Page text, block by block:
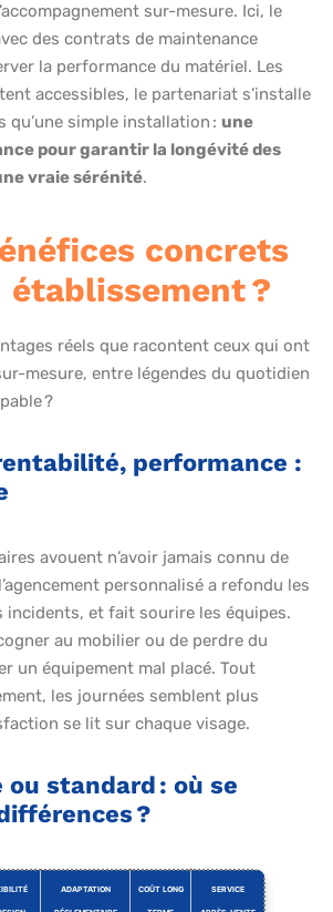
sur-mesure. Ici, le
des contrats de maintenance
la performance du matériel. Les
accessibles, le partenariat s’installe
qu’une simple installation : une
pour garantir la longévité des
vraie sérénité.
concrets
établissement ?
réels que racontent ceux qui ont
mesure, entre légendes du quotidien
?
performance :
avouent n’avoir jamais connu de
personnalisé a refondu les
incidents, et fait sourire les équipes.
au mobilier ou de perdre du
un équipement mal placé. Tout
les journées semblent plus
se lit sur chaque visage.
standard : où se
?
ADAPTATION COÛT LONG SERVICE